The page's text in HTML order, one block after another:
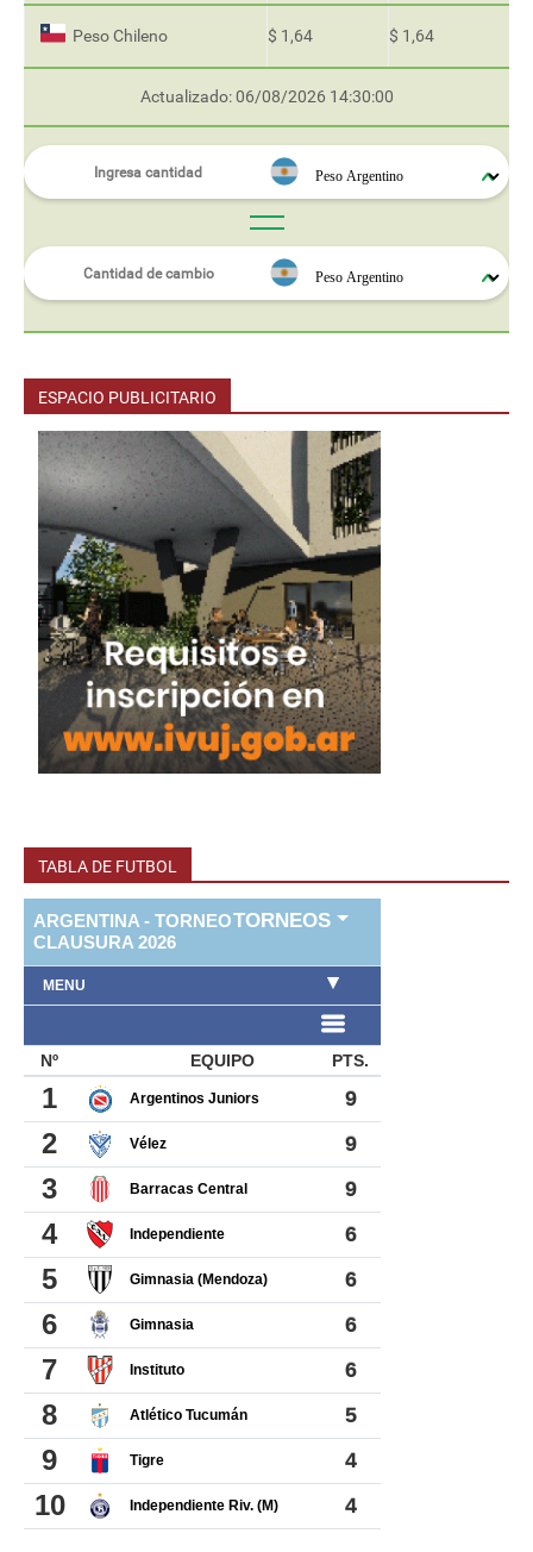
Peso Chileno $ 1,64 $ 1,64
Actualizado: 06/08/2026 14:30:00
ESPACIO PUBLICITARIO
TABLA DE FUTBOL